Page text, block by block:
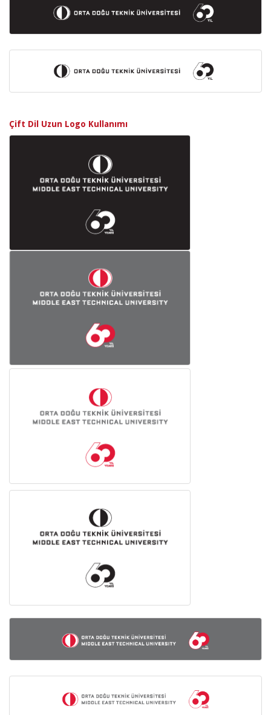
Çift Dil Uzun Logo Kullanımı